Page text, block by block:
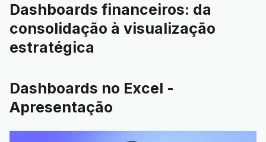
Dashboards financeiros: da
consolidação à visualização
estratégica
Dashboards no Excel -
Apresentação